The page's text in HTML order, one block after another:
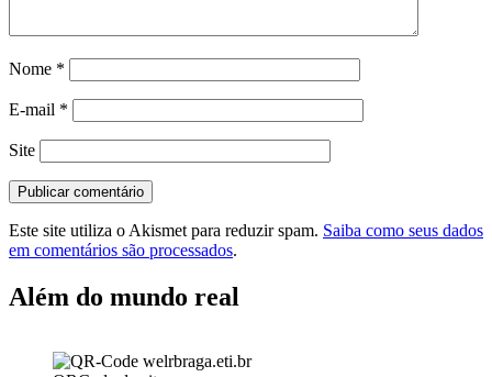
Nome *
E-mail *
Site
Este site utiliza o Akismet para reduzir spam. Saiba como seus dados
em comentários são processados.
Além do mundo real